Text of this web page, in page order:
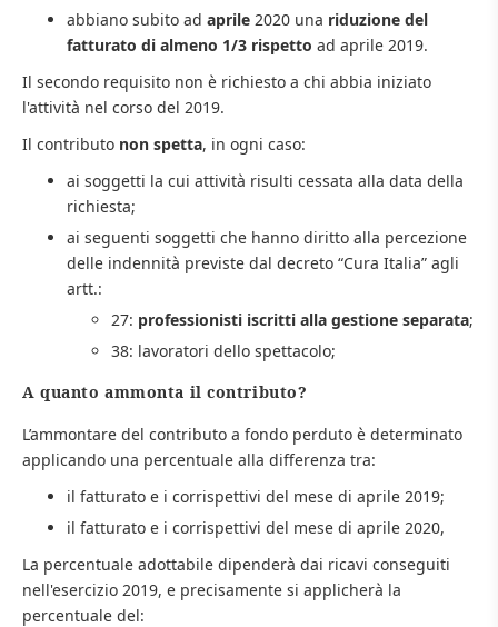
abbiano subito ad aprile 2020 una riduzione del
fatturato di almeno 1/3 rispetto ad aprile 2019.
Il secondo requisito non è richiesto a chi abbia iniziato
l'attività nel corso del 2019.
Il contributo non spetta, in ogni caso:
ai soggetti la cui attività risulti cessata alla data della
richiesta;
ai seguenti soggetti che hanno diritto alla percezione
delle indennità previste dal decreto “Cura Italia” agli
artt.:
27: professionisti iscritti alla gestione separata;
38: lavoratori dello spettacolo;
A quanto ammonta il contributo?
L’ammontare del contributo a fondo perduto è determinato
applicando una percentuale alla differenza tra:
il fatturato e i corrispettivi del mese di aprile 2019;
il fatturato e i corrispettivi del mese di aprile 2020,
La percentuale adottabile dipenderà dai ricavi conseguiti
nell'esercizio 2019, e precisamente si applicherà la
percentuale del: